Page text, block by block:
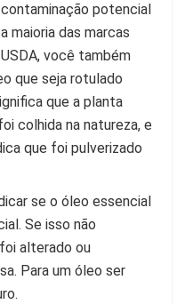
potencial
maioria das marcas
você também
que seja rotulado
que a planta
colhida na natureza, e
que foi pulverizado
se o óleo essencial
Se isso não
alterado ou
Para um óleo ser